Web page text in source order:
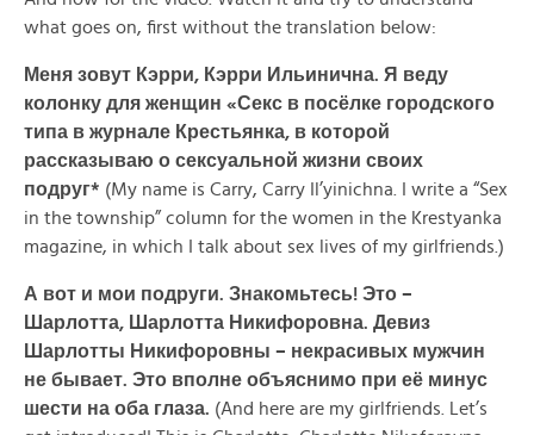
what goes on, first without the translation below:
Меня зовут Кэрри, Кэрри Ильинична. Я веду
колонку для женщин «Секс в посёлке городского
типа в журнале Крестьянка, в которой
рассказываю о сексуальной жизни своих
подруг* (My name is Carry, Carry Il’yinichna. I write a “Sex
in the township” column for the women in the Krestyanka
magazine, in which I talk about sex lives of my girlfriends.)
А вот и мои подруги. Знакомьтесь! Это –
Шарлотта, Шарлотта Никифоровна. Девиз
Шарлотты Никифоровны – некрасивых мужчин
не бывает. Это вполне объяснимо при её минус
шести на оба глаза. (And here are my girlfriends. Let’s